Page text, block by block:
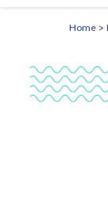
Home